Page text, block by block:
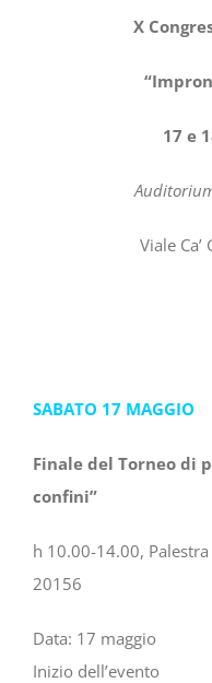
X
17 e
Viale
SABATO 17 MAGGIO
Finale del Torneo di
confini”
h 10.00-14.00, Palestra
20156
Data: 17 maggio
Inizio dell’evento